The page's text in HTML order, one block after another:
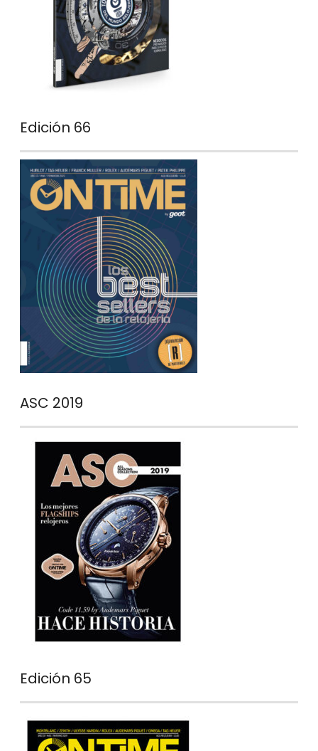
Edición 66
ASC 2019
Edición 65